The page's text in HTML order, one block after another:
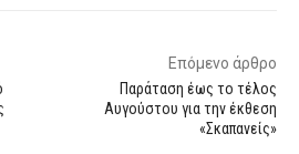
Επόμενο άρθρο
Παράταση έως το τέλος
Αυγούστου για την έκθεση
«Σκαπανείς»